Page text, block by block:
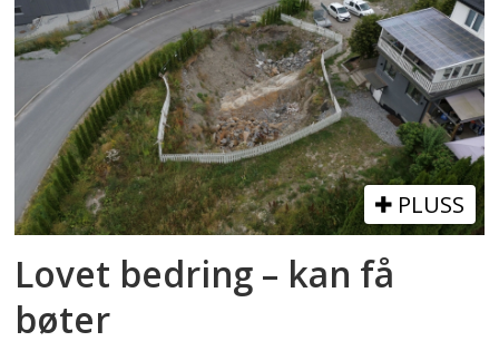
PLUSS
Lovet bedring – kan få
bøter